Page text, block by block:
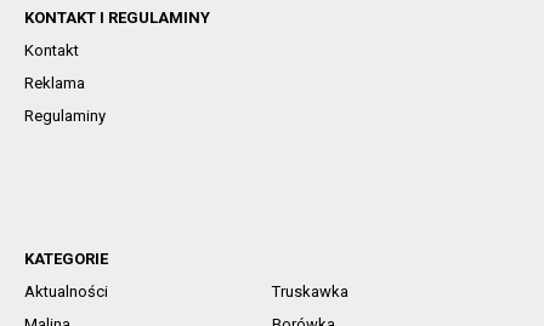
KONTAKT I REGULAMINY
Kontakt
Reklama
Regulaminy
KATEGORIE
Aktualności
Truskawka